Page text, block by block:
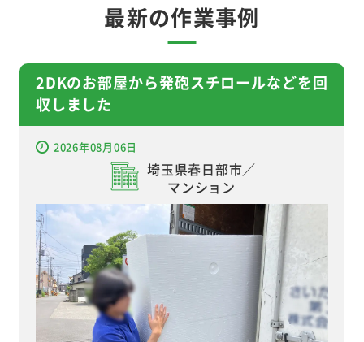
最新の作業事例
2DKのお部屋から発砲スチロールなどを回
収しました
2026年08月06日
埼玉県春日部市／
マンション